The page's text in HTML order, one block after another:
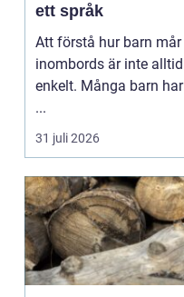
ett språk
Att förstå hur barn mår
inombords är inte alltid
enkelt. Många barn har
...
31 juli 2026